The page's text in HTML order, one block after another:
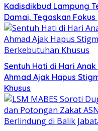
Kadisdikbud Lampung
Damai, Tegaskan
Sentuh Hati di Hari
Ahmad Ajak Hapus
Khusus